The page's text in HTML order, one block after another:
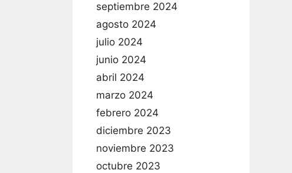
septiembre 2024
agosto 2024
julio 2024
junio 2024
abril 2024
marzo 2024
febrero 2024
diciembre 2023
noviembre 2023
octubre 2023